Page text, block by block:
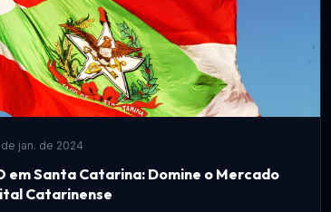
de jan. de 2024
em Santa Catarina: Domine o Mercado
Catarinense